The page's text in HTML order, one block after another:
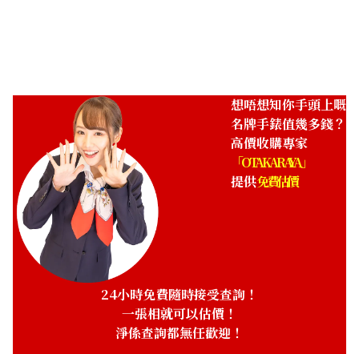
Breitling Navitimer
H24322
參考回收價
HKD 163,722.77
收購日期: 2025年5月
想唔想知你手頭上嘅
名牌手錶值幾多錢？
高價收購專家
「OTAKARAYA」
提供免費估價
24小時免費隨時接受查詢！
一張相就可以估價！
淨係查詢都無任歡迎！